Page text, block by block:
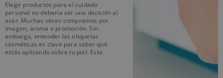
Elegir productos para el cuidado
personal no debería ser una decisión al
azar. Muchas veces compramos por
imagen, aroma o promoción. Sin
embargo, entender las etiquetas
cosméticas es clave para saber qué
estás aplicando sobre tu piel. Esta